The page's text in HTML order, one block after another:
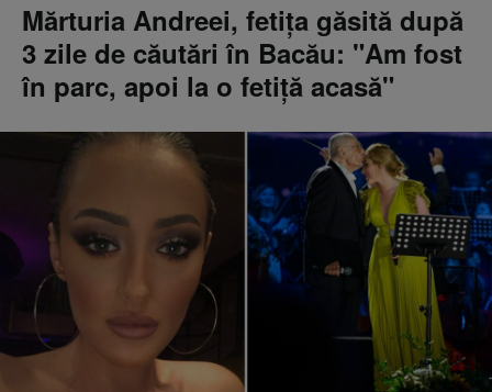
Mărturia Andreei, fetiţa găsită după
3 zile de căutări în Bacău: "Am fost
în parc, apoi la o fetiţă acasă"